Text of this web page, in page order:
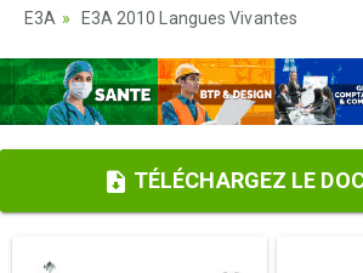
E3A
E3A 2010 Langues Vivantes
TÉLÉCHARGEZ LE